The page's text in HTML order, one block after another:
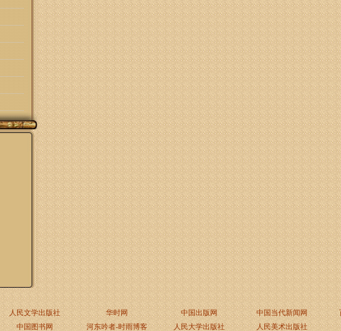
人民文学出版社 华时网 中国出版网 中国当代新闻网
中国图书网 河东吟者-时雨博客 人民大学出版社 人民美术出版社